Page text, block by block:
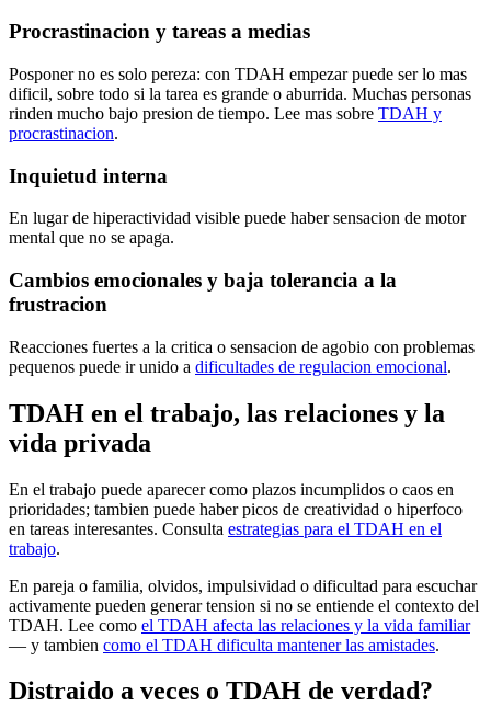
Procrastinacion y tareas a medias
Posponer no es solo pereza: con TDAH empezar puede ser lo mas
dificil, sobre todo si la tarea es grande o aburrida. Muchas personas
rinden mucho bajo presion de tiempo. Lee mas sobre TDAH y
procrastinacion.
Inquietud interna
En lugar de hiperactividad visible puede haber sensacion de motor
mental que no se apaga.
Cambios emocionales y baja tolerancia a la
frustracion
Reacciones fuertes a la critica o sensacion de agobio con problemas
pequenos puede ir unido a dificultades de regulacion emocional.
TDAH en el trabajo, las relaciones y la
vida privada
En el trabajo puede aparecer como plazos incumplidos o caos en
prioridades; tambien puede haber picos de creatividad o hiperfoco
en tareas interesantes. Consulta estrategias para el TDAH en el
trabajo.
En pareja o familia, olvidos, impulsividad o dificultad para escuchar
activamente pueden generar tension si no se entiende el contexto del
TDAH. Lee como el TDAH afecta las relaciones y la vida familiar
— y tambien como el TDAH dificulta mantener las amistades.
Distraido a veces o TDAH de verdad?